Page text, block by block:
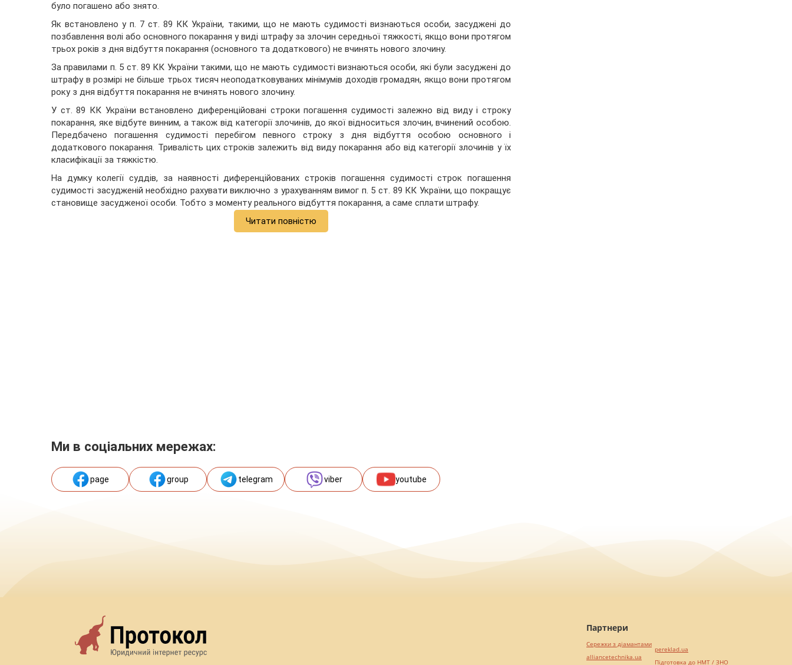
було погашено або знято.
Як встановлено у п. 7 ст. 89 КК України, такими, що не мають судимості визнаються особи, засуджені до
позбавлення волі або основного покарання у виді штрафу за злочин середньої тяжкості, якщо вони протягом
трьох років з дня відбуття покарання (основного та додаткового) не вчинять нового злочину.
За правилами п. 5 ст. 89 КК України такими, що не мають судимості визнаються особи, які були засуджені до
штрафу в розмірі не більше трьох тисяч неоподатковуваних мінімумів доходів громадян, якщо вони протягом
року з дня відбуття покарання не вчинять нового злочину.
У ст. 89 КК України встановлено диференційовані строки погашення судимості залежно від виду і строку
покарання, яке відбуте винним, а також від категорії злочинів, до якої відноситься злочин, вчинений особою.
Передбачено погашення судимості перебігом певного строку з дня відбуття особою основного і
додаткового покарання. Тривалість цих строків залежить від виду покарання або від категорії злочинів у їх
класифікації за тяжкістю.
На думку колегії суддів, за наявності диференційованих строків погашення судимості строк погашення
судимості засудженій необхідно рахувати виключно з урахуванням вимог п. 5 ст. 89 КК України, що покращує
становище засудженої особи. Тобто з моменту реального відбуття покарання, а саме сплати штрафу.
Читати повністю
Ми в соціальних мережах:
page group telegram viber youtube
Партнери
Сережки з діамантами
alliancetechnika.ua
pereklad.ua
Підготовка до НМТ / ЗНО